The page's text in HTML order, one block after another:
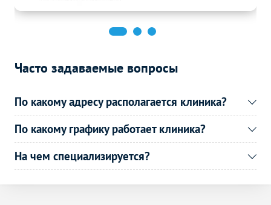
Часто задаваемые вопросы
По какому адресу располагается клиника?
По какому графику работает клиника?
На чем специализируется?